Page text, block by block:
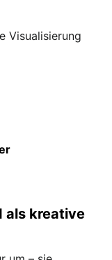
Visualisierung
als kreative